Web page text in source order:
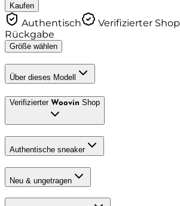
Kaufen
Authentisch Verifizierter Shop
Rückgabe
Größe wählen
Über dieses Modell
Verifizierter Woovin Shop
Authentische sneaker
Neu & ungetragen